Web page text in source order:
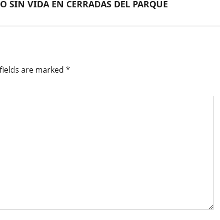
SIN VIDA EN CERRADAS DEL PARQUE
are marked *